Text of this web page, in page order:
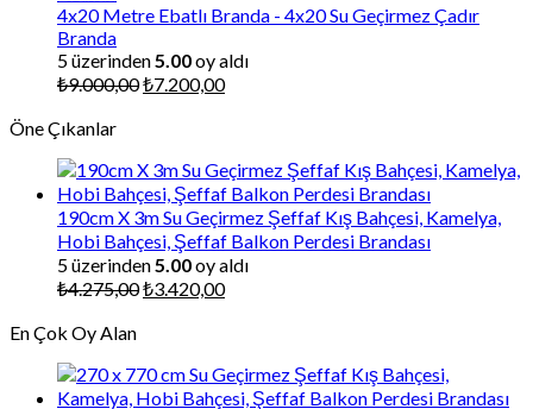
₺252,00.
4x20 Metre Ebatlı Branda - 4x20 Su Geçirmez Çadır
Branda
5 üzerinden5.00oy aldı
₺9.000,00Orijinal
₺7.200,00Şu
Öne Çıkanlar
190cm X 3m Su Geçirmez Şeffaf Kış Bahçesi, Kamelya,
Hobi Bahçesi, Şeffaf Balkon Perdesi Brandası
5 üzerinden5.00oy aldı
₺4.275,00Orijinal
₺3.420,00Şu
En Çok Oy Alan